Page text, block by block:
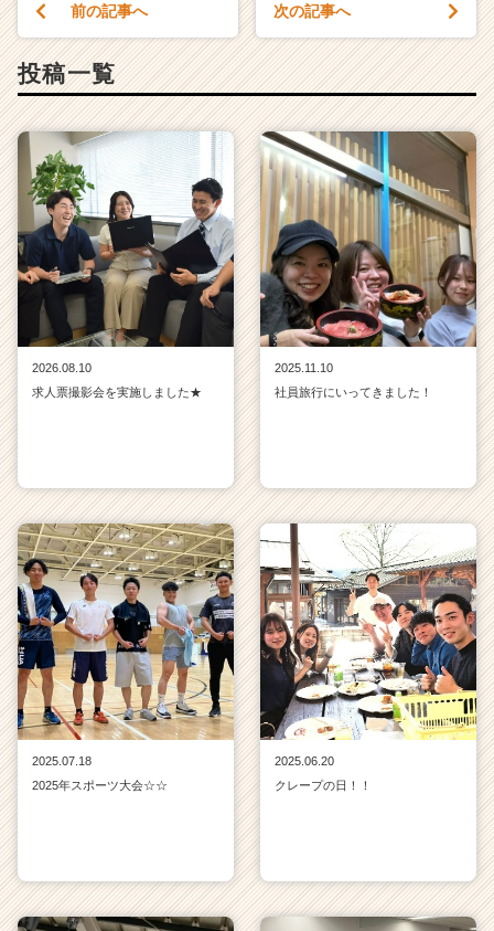
前の記事へ 次の記事へ
投稿一覧
2026.08.10
求人票撮影会を実施しました★
2025.11.10
社員旅行にいってきました！
2025.07.18
2025年スポーツ大会☆☆
2025.06.20
クレープの日！！